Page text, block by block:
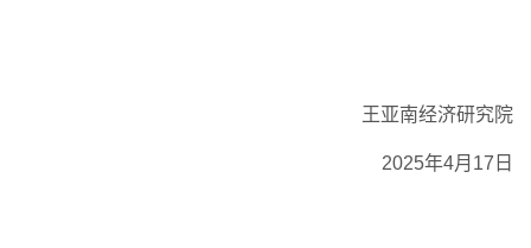
王亚南经济研究院
2025年4月17日